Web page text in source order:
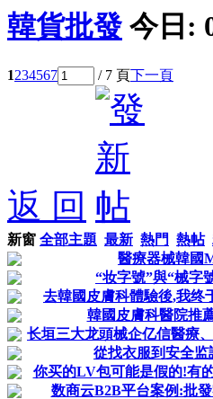
韓貨批發 今日:
1234567 / 7 頁下一頁
返 回
新窗 全部主題 最新 熱門 熱帖
醫療器械韓國
“妆字號”與“械字
去韓國皮膚科體驗後,我终
韓國皮膚科醫院推
长垣三大龙頭械企亿信醫療
從找衣服到安全监
你买的LV包可能是假的!有
数商云B2B平台案例:批